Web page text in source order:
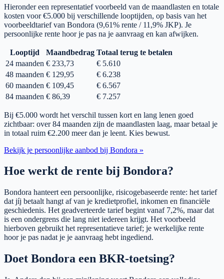
Hieronder een representatief voorbeeld van de maandlasten en totale
kosten voor €5.000 bij verschillende looptijden, op basis van het
voorbeeldtarief van Bondora (9,61% rente / 11,9% JKP). Je
persoonlijke rente hoor je pas na je aanvraag en kan afwijken.
Looptijd Maandbedrag Totaal terug te betalen
24 maanden € 233,73
€ 5.610
48 maanden € 129,95
€ 6.238
60 maanden € 109,45
€ 6.567
84 maanden € 86,39 € 7.257
Bij €5.000 wordt het verschil tussen kort en lang lenen goed
zichtbaar: over 84 maanden zijn de maandlasten laag, maar betaal je
in totaal ruim €2.200 meer dan je leent. Kies bewust.
Bekijk je persoonlijke aanbod bij Bondora »
Hoe werkt de rente bij Bondora?
Bondora hanteert een persoonlijke, risicogebaseerde rente: het tarief
dat jíj betaalt hangt af van je kredietprofiel, inkomen en financiële
geschiedenis. Het geadverteerde tarief begint vanaf 7,2%, maar dat
is een ondergrens die lang niet iedereen krijgt. Het voorbeeld
hierboven gebruikt het representatieve tarief; je werkelijke rente
hoor je pas nadat je je aanvraag hebt ingediend.
Doet Bondora een BKR-toetsing?